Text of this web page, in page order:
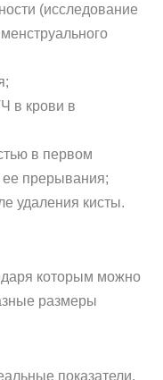
(исследование
в крови в
в первом
ее прерывания;
удаления кисты.
которым можно
размеры
показатели,